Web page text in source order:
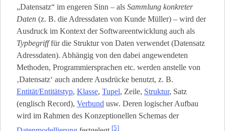
„Datensatz“ im engeren Sinn – als Sammlung konkreter
Daten (z. B. die Adressdaten von Kunde Müller) – wird der
Ausdruck im Kontext der Softwareentwicklung auch als
Typbegrifffür die Struktur von Daten verwendet (Datensatz
Adressdaten). Abhängig von den dabei angewendeten
Methoden, Programmiersprachen etc. werden anstelle von
‚Datensatz‘ auch andere Ausdrücke benutzt, z. B.
Entität/Entitätstyp, Klasse, Tupel, Zeile, Struktur, Satz
(englisch Record), Verbund usw. Deren logischer Aufbau
wird im Rahmen des Konzeptionellen Schemas der
[5]